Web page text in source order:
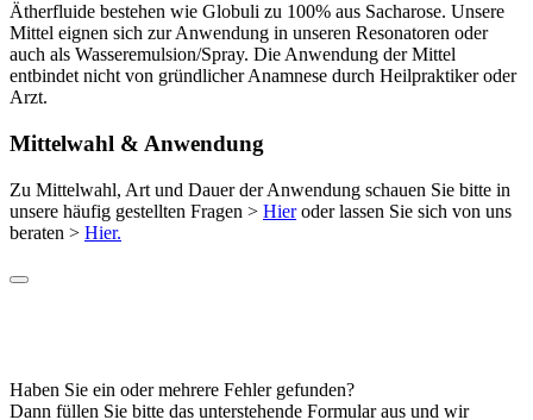
Ätherfluide bestehen wie Globuli zu 100% aus Sacharose. Unsere
Mittel eignen sich zur Anwendung in unseren Resonatoren oder
auch als Wasseremulsion/Spray. Die Anwendung der Mittel
entbindet nicht von gründlicher Anamnese durch Heilpraktiker oder
Arzt.
Mittelwahl & Anwendung
Zu Mittelwahl, Art und Dauer der Anwendung schauen Sie bitte in
unsere häufig gestellten Fragen > Hieroder lassen Sie sich von uns
beraten > Hier.
Haben Sie ein oder mehrere Fehler gefunden?
Dann füllen Sie bitte das unterstehende Formular aus und wir